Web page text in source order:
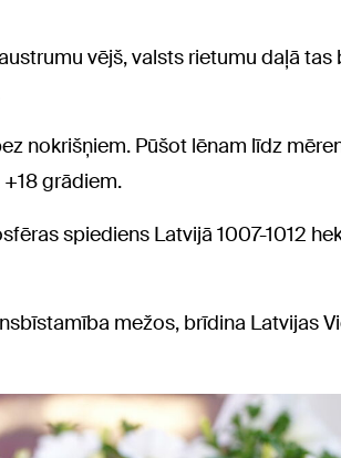
vējš, valsts rietumu daļā tas
nokrišņiem. Pūšot lēnam līdz
grādiem.
spiediens Latvijā 1007-1012
mežos, brīdina Latvijas